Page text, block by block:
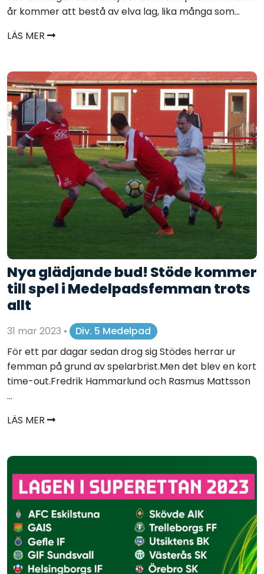
år kommer att bestå av elva lag, lika många som...
LÄS MER
Nya glädjande bud! Stöde kommer
till spel i Medelpadsfemman trots
allt
31 mar 2023 •
Div. 5 Medelpad
För ett par dagar sedan drog sig Stödes herrar ur
femman på grund av spelarbrist.Men det blev en kort
time-out.Fredrik Hammarlund och Rasmus Mattsson
...
LÄS MER